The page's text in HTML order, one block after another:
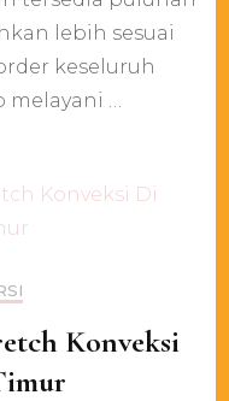
ketat
lebih sesuai
keseluruh
melayani …
Konveksi